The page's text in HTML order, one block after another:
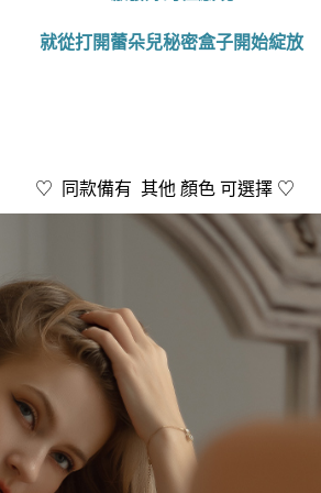
就從打開蕾朵兒秘密盒子開始綻放
♡ 同款備有 其他 顏色 可選擇 ♡